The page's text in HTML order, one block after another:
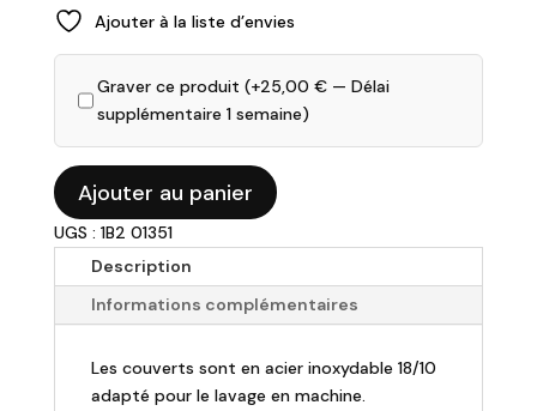
Ajouter à la liste d’envies
Graver ce produit (+25,00 €— Délai
supplémentaire 1 semaine)
quantité
de
Coffret
enfant
Le
petit
pièces
Ajouter au panier
UGS : 1B2 01351
Description
Informations complémentaires
Les couverts sont en acier inoxydable 18/10
adapté pour le lavage en machine.